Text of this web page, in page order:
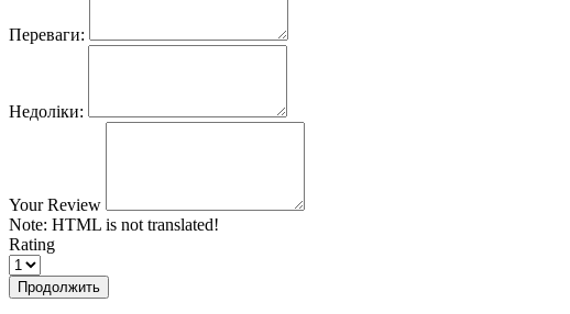
Переваги:
Недоліки:
Your Review
Note: HTML is not translated!
Rating
Продолжить